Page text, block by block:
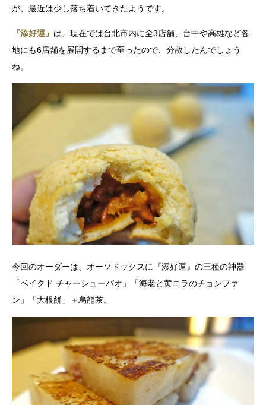
が、最近は少し落ち着いてきたようです。
『添好運』 は、現在では台北市内に全3店舗、台中や高雄など各
地にも6店舗を展開するまで至ったので、分散したんでしょう
ね。
今回のオーダーは、オーソドックスに『添好運』の三種の神器
「ベイクド チャーシューバオ」「海老と黄ニラのチョンファ
ン」「大根餅」＋烏龍茶。